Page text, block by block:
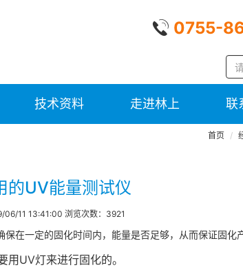
0755-
技术资料 走进林上 联
首页
的UV能量测试仪
06/11 13:41:00 浏览次数：3921
在一定的固化时间内，能量是否足够，从而保证固化
UV灯来进行固化的。